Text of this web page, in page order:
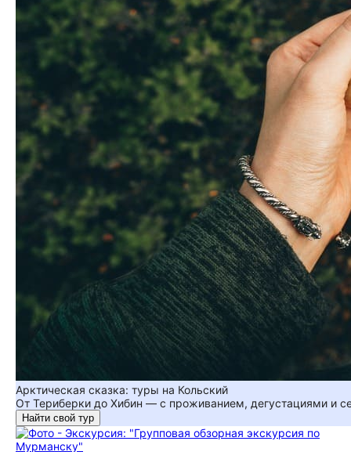
Арктическая сказка: туры на Кольский
От Териберки до Хибин — с проживанием, дегустациями и
Найти свой тур